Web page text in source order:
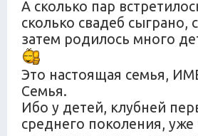
А сколько пар
сколько свадеб сыграно,
затем родилось много
Это настоящая семья,
Семья.
Ибо у детей, клубней
среднего поколения, уже